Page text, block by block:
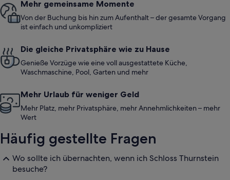
Mehr gemeinsame Momente
Von der Buchung bis hin zum Aufenthalt – der gesamte Vorgang
ist einfach und unkompliziert
Die gleiche Privatsphäre wie zu Hause
Genieße Vorzüge wie eine voll ausgestattete Küche,
Waschmaschine, Pool, Garten und mehr
Mehr Urlaub für weniger Geld
Mehr Platz, mehr Privatsphäre, mehr Annehmlichkeiten – mehr
Wert
Häufig gestellte Fragen
Wo sollte ich übernachten, wenn ich Schloss Thurnstein
besuche?